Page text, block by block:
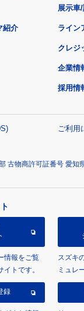
紹介
展示車
ライン
クレジ
企業情
採用情
ご利用
古物商許可証番号 愛知
情報をご覧
トです。
スズキ
ミュレ
録